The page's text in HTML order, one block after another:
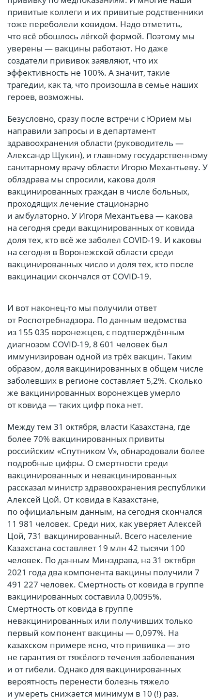
привитые коллеги и их привитые родственники
тоже переболели ковидом. Надо отметить,
что всё обошлось лёгкой формой. Поэтому мы
уверены — вакцины работают. Но даже
создатели прививок заявляют, что их
эффективность не 100%. А значит, такие
трагедии, как та, что произошла в семье наших
героев, возможны.
Безусловно, сразу после встречи с Юрием мы
направили запросы и в департамент
здравоохранения области (руководитель —
Александр Щукин), и главному государственному
санитарному врачу области Игорю Механтьеву. У
облздрава мы спросили, какова доля
вакцинированных граждан в числе больных,
проходящих лечение стационарно
и амбулаторно. У Игоря Механтьева — какова
на сегодня среди вакцинированных от ковида
доля тех, кто всё же заболел COVID-19. И каковы
на сегодня в Воронежской области среди
вакцинированных число и доля тех, кто после
вакцинации скончался от COVID-19.
И вот наконец-то мы получили ответ
от Роспотребнадзора. По данным ведомства
из 155 035 воронежцев, с подтверждённым
диагнозом COVID-19, 8 601 человек был
иммунизирован одной из трёх вакцин. Таким
образом, доля вакцинированных в общем числе
заболевших в регионе составляет 5,2%. Сколько
же вакцинированных воронежцев умерло
от ковида — таких цифр пока нет.
Между тем 31 октября, власти Казахстана, где
более 70% вакцинированных привиты
российским «Спутником V», обнародовали более
подробные цифры. О смертности среди
вакцинированных и невакцинированных
рассказал министр здравоохранения республики
Алексей Цой. От ковида в Казахстане,
по официальным данным, на сегодня скончался
11 981 человек. Среди них, как уверяет Алексей
Цой, 731 вакцинированный. Всего население
Казахстана составляет 19 млн 42 тысячи 100
человек. По данным Минздрава, на 31 октября
2021 года два компонента вакцины получили 7
491 227 человек. Смертность от ковида в группе
вакцинированных составила 0,0095%.
Смертность от ковида в группе
невакцинированных или получивших только
первый компонент вакцины — 0,097%. На
казахском примере ясно, что прививка — это
не гарантия от тяжёлого течения заболевания
и от гибели. Однако для вакцинированных
вероятность перенести болезнь тяжело
и умереть снижается минимум в 10 (!) раз.